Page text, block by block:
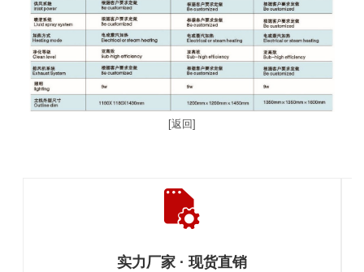
[返回]
实力厂家 · 现货直销